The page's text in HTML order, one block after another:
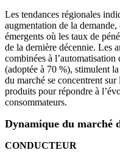
Les tendances régionales
augmentation de la
émergents où les taux de
de la dernière décennie. Les
combinées à
(adoptée à 70 %), stimulent
du marché se concentrent
produits pour répondre à
consommateurs.
Dynamique du marché
CONDUCTEUR